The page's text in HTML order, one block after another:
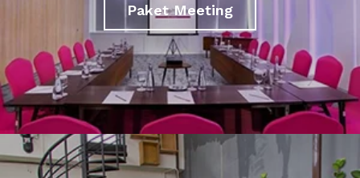
Paket Meeting